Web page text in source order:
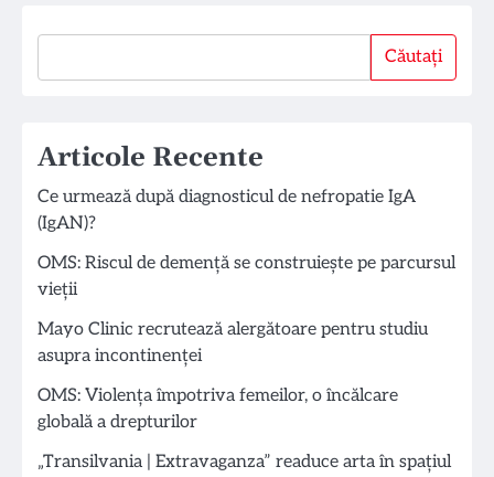
Căutați
Articole Recente
Ce urmează după diagnosticul de nefropatie IgA
(IgAN)?
OMS: Riscul de demență se construiește pe parcursul
vieții
Mayo Clinic recrutează alergătoare pentru studiu
asupra incontinenței
OMS: Violența împotriva femeilor, o încălcare
globală a drepturilor
„Transilvania | Extravaganza” readuce arta în spațiul